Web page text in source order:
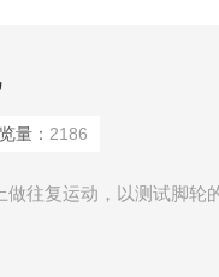
量： 2186
往复运动，以测试脚轮